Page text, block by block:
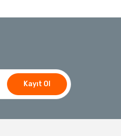
Kayıt Ol